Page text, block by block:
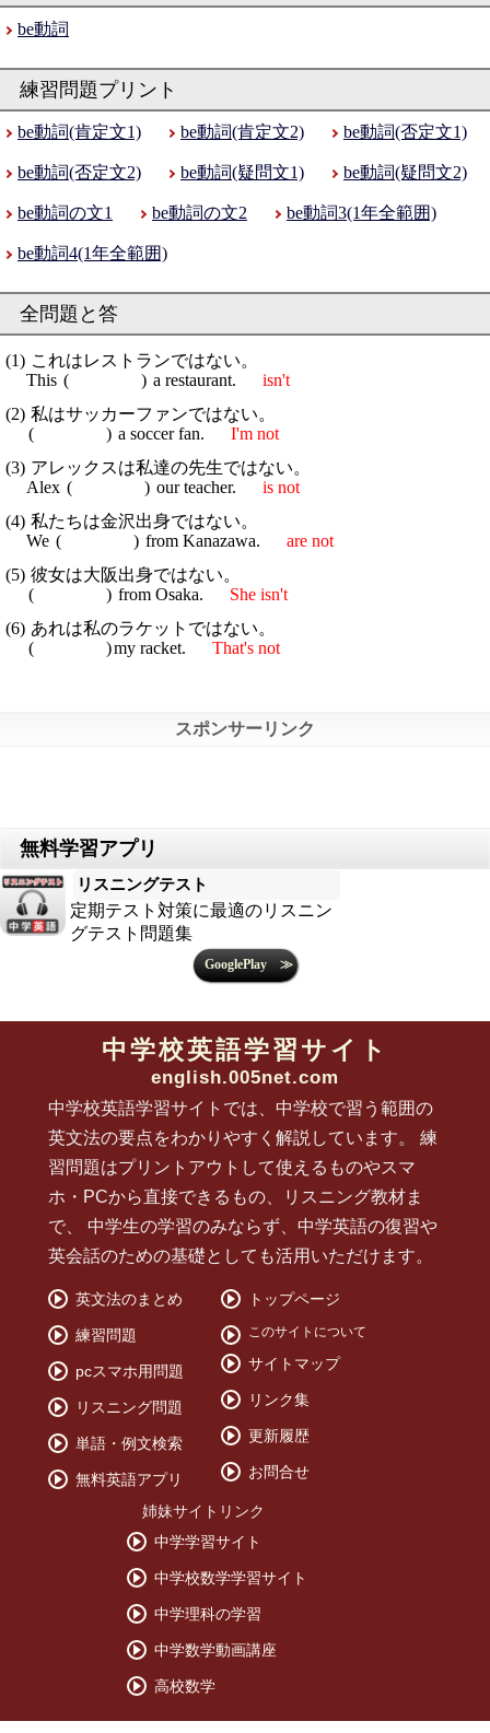
be動詞
be動詞(肯定文1) be動詞(肯定文2) be動詞(否定文1)
be動詞(否定文2) be動詞(疑問文1) be動詞(疑問文2)
be動詞の文1 be動詞の文2 be動詞3(1年全範囲)
be動詞4(1年全範囲)
これはレストランではない。
This
a restaurant.
isn't
私はサッカーファンではない。
a soccer fan.
I'm not
アレックスは私達の先生ではない。
Alex
our teacher.
is not
私たちは金沢出身ではない。
We
from Kanazawa.
are not
彼女は大阪出身ではない。
from Osaka.
She isn't
あれは私のラケットではない。
my racket.
That's not
リスニングテスト
定期テスト対策に最適のリスニン
グテスト問題集
中学校英語学習サイト
english.005net.com
中学校英語学習サイトでは、中学校で習う範囲の
英文法の要点をわかりやすく解説しています。 練
習問題はプリントアウトして使えるものやスマ
ホ・PCから直接できるもの、リスニング教材ま
で、 中学生の学習のみならず、中学英語の復習や
英会話のための基礎としても活用いただけます。
英文法のまとめ
練習問題
pcスマホ用問題
リスニング問題
単語・例文検索
無料英語アプリ
トップページ
このサイトについて
サイトマップ
リンク集
更新履歴
お問合せ
姉妹サイトリンク
中学学習サイト
中学校数学学習サイト
中学理科の学習
中学数学動画講座
高校数学